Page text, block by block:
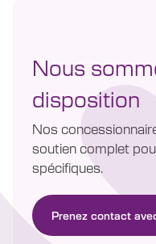
Nous
disposition
Nos
soutien complet
spécifiques.
Prenez contact